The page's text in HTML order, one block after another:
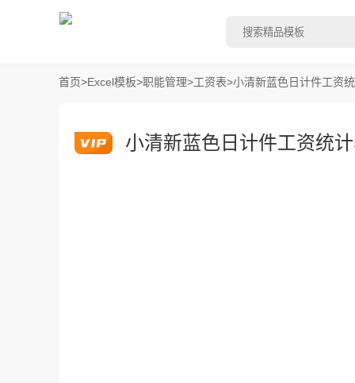
首页>Excel模板>职能管理>工资表>小清新蓝色日计件工资
小清新蓝色日计件工资统